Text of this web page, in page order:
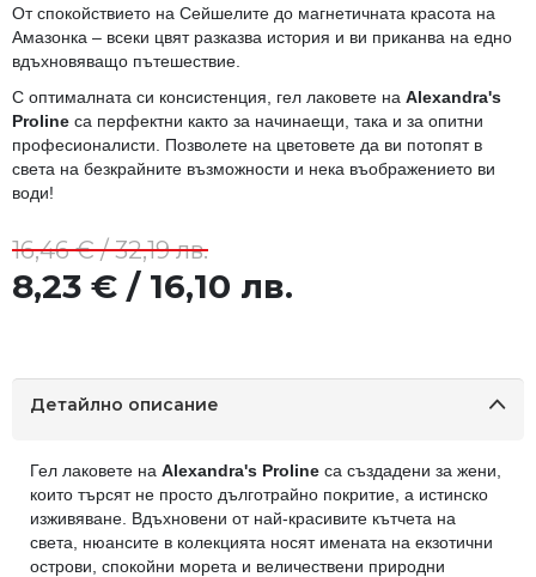
От спокойствието на Сейшелите до магнетичната красота на
Амазонка – всеки цвят разказва история и ви приканва на едно
вдъхновяващо пътешествие.
С оптималната си консистенция, гел лаковете на Alexandra's
Proline са перфектни както за начинаещи, така и за опитни
професионалисти. Позволете на цветовете да ви потопят в
света на безкрайните възможности и нека въображението ви
води!
8,23 € / 16,10 лв.
16,46 € / 32,19 лв.
Детайлно описание
Гел лаковете на Alexandra's Proline са създадени за жени,
които търсят не просто дълготрайно покритие, а истинско
изживяване. Вдъхновени от най-красивите кътчета на
света, нюансите в колекцията носят имената на екзотични
острови, спокойни морета и величествени природни